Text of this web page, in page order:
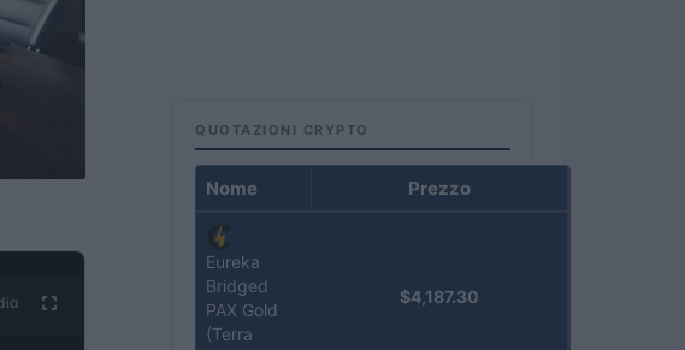
QUOTAZIONI CRYPTO
Nome Prezzo
Eureka
Bridged
PAX Gold
(Terra
$4,187.30